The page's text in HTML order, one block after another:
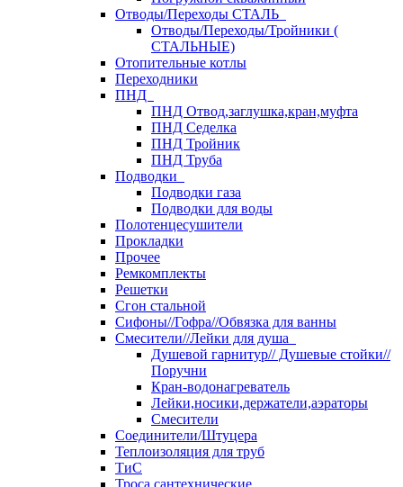
Отводы/Переходы СТАЛЬ
Отводы/Переходы/Тройники (
СТАЛЬНЫЕ)
Отопительные котлы
Переходники
ПНД
ПНД Отвод,заглушка,кран,муфта
ПНД Седелка
ПНД Тройник
ПНД Труба
Подводки
Подводки газа
Подводки для воды
Полотенцесушители
Прокладки
Прочее
Ремкомплекты
Решетки
Сгон стальной
Сифоны//Гофра//Обвязка для ванны
Смесители//Лейки для душа
Душевой гарнитур// Душевые стойки//
Поручни
Кран-водонагреватель
Лейки,носики,держатели,аэраторы
Смесители
Соединители/Штуцера
Теплоизоляция для труб
ТиС
Троса сантехнические